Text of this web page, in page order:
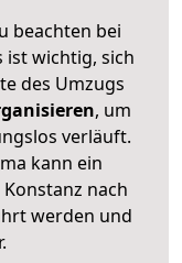
beachten bei
ist wichtig, sich
des Umzugs
, um
verläuft.
kann ein
nach
werden und